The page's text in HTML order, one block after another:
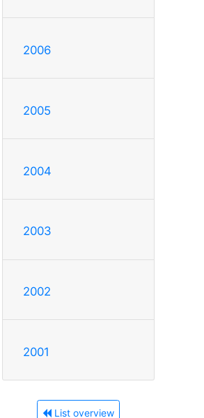
2006
2005
2004
2003
2002
2001
List overview